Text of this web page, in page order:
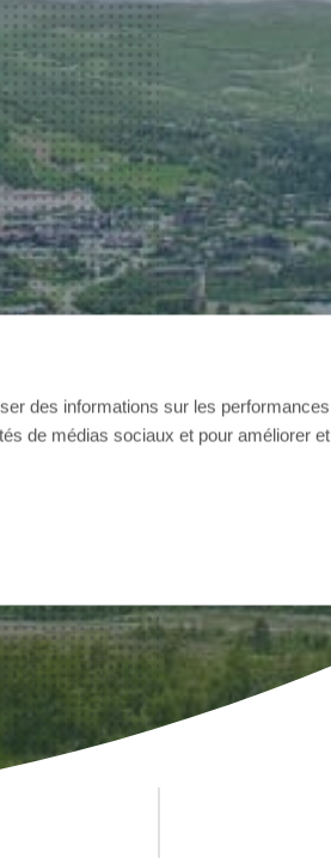
des informations sur les performances
de médias sociaux et pour améliorer et